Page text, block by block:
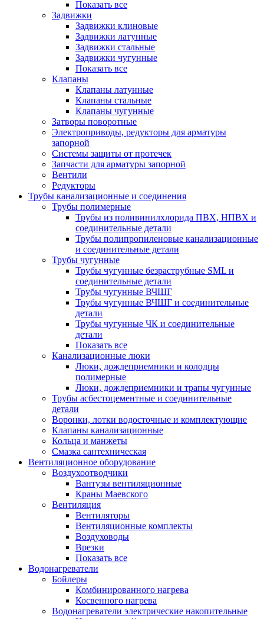
Показать все
Задвижки
Задвижки клиновые
Задвижки латунные
Задвижки стальные
Задвижки чугунные
Показать все
Клапаны
Клапаны латунные
Клапаны стальные
Клапаны чугунные
Затворы поворотные
Электроприводы, редукторы для арматуры
запорной
Системы защиты от протечек
Запчасти для арматуры запорной
Вентили
Редукторы
Трубы канализационные и соединения
Трубы полимерные
Трубы из поливинилхлорида ПВХ, НПВХ и
соединительные детали
Трубы полипропиленовые канализационные
и соединительные детали
Трубы чугунные
Трубы чугунные безраструбные SML и
соединительные детали
Трубы чугунные ВЧШГ
Трубы чугунные ВЧШГ и соединительные
детали
Трубы чугунные ЧК и соединительные
детали
Показать все
Канализационные люки
Люки, дождеприемники и колодцы
полимерные
Люки, дождеприемники и трапы чугунные
Трубы асбестоцементные и соединительные
детали
Воронки, лотки водосточные и комплектующие
Клапаны канализационные
Кольца и манжеты
Смазка сантехническая
Вентиляционное оборудование
Воздухоотводчики
Вантузы вентиляционные
Краны Маевского
Вентиляция
Вентиляторы
Вентиляционные комплекты
Воздуховоды
Врезки
Показать все
Водонагреватели
Бойлеры
Комбинированного нагрева
Косвенного нагрева
Водонагреватели электрические накопительные